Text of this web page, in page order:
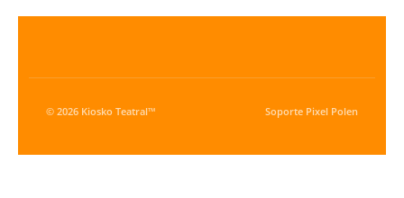
© 2026 Kiosko Teatral™ Soporte Pixel Polen